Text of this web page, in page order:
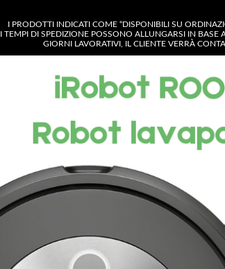
I PRODOTTI INDICATI COME “DISPONIBILI SU
I TEMPI DI SPEDIZIONE POSSONO ALLUNGARSI IN
GIORNI LAVORATIVI, IL CLIENTE VERRÀ
SELEZIONA CATEGORIA